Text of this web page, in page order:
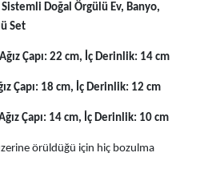
Doğal Örgülü Ev, Banyo,
Set
Çapı: 22 cm, İç Derinlik: 14 cm
Çapı: 18 cm, İç Derinlik: 12 cm
Çapı: 14 cm, İç Derinlik: 10 cm
örüldüğü için hiç bozulma